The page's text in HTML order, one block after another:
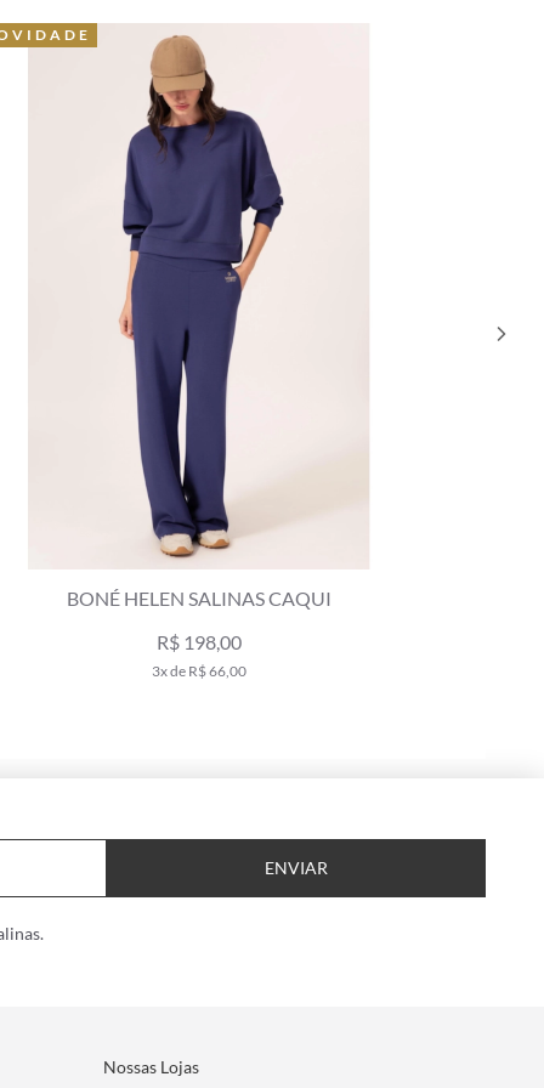
BONÉ HELEN SALINAS CAQUI
R$ 198,00
3x de R$ 66,00
ENVIAR
Nossas Lojas